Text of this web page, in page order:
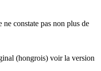
constate pas non plus de
(hongrois) voir la version